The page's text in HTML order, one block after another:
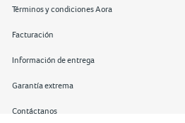
Términos y condiciones Aora
Facturación
Información de entrega
Garantía extrema
Contáctanos